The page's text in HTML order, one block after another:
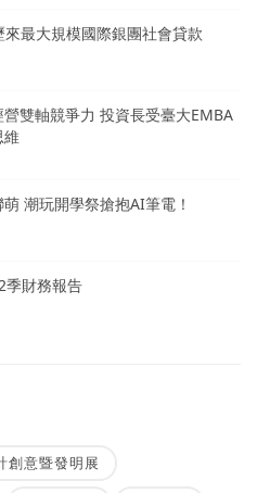
最大規模國際銀團社會貸款
雙軸競爭力 投資長受臺大EMBA
潮玩開學祭搶抱AI筆電！
季財務報告
創意暨發明展